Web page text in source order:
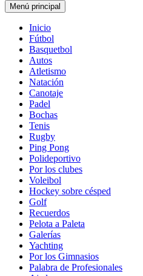
Menú principal
Inicio
Fútbol
Basquetbol
Autos
Atletismo
Natación
Canotaje
Padel
Bochas
Tenis
Rugby
Ping Pong
Polideportivo
Por los clubes
Voleibol
Hockey sobre césped
Golf
Recuerdos
Pelota a Paleta
Galerías
Yachting
Por los Gimnasios
Palabra de Profesionales